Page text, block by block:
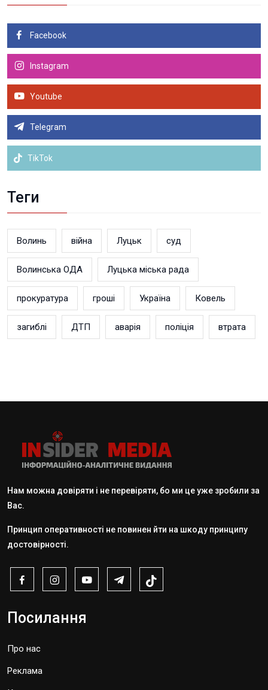
Facebook
Instagram
Youtube
Telegram
TikTok
Теги
Волинь війна Луцьк суд
Волинська ОДА Луцька міська рада
прокуратура гроші Україна Ковель
загиблі ДТП аварія поліція втрата
Нам можна довіряти і не перевіряти, бо ми це уже зробили за
Вас.
Принцип оперативності не повинен йти на шкоду принципу
достовірності.
Посилання
Про нас
Реклама